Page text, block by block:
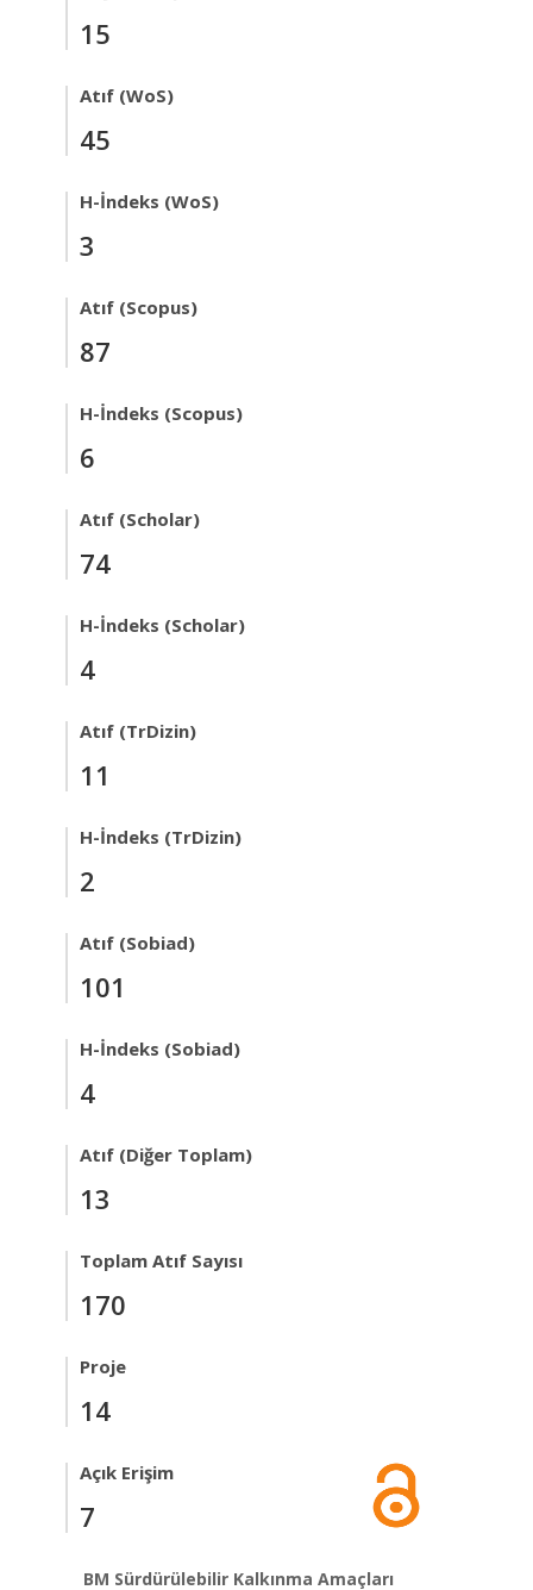
15
Atıf (WoS)
45
H-İndeks (WoS)
3
Atıf (Scopus)
87
H-İndeks (Scopus)
6
Atıf (Scholar)
74
H-İndeks (Scholar)
4
Atıf (TrDizin)
11
H-İndeks (TrDizin)
2
Atıf (Sobiad)
101
H-İndeks (Sobiad)
4
Atıf (Diğer Toplam)
13
Toplam Atıf Sayısı
170
Proje
14
Açık Erişim
7
BM Sürdürülebilir Kalkınma Amaçları